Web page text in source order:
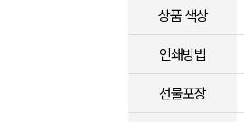
상품 색상
인쇄방법
선물포장